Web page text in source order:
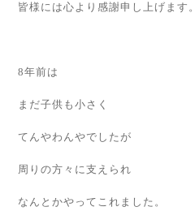
皆様には心より感謝申し上げます。
8年前は
まだ子供も小さく
てんやわんやでしたが
周りの方々に支えられ
なんとかやってこれました。